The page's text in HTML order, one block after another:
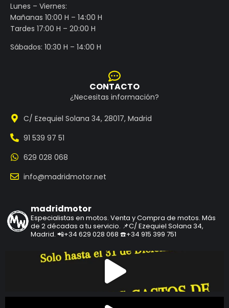
Lunes – Viernes:
Mañanas 10:00 H – 14:00 H
Tardes 17:00 H – 20:00 H
Sábados: 10:30 H – 14:00 H
CONTACTO
¿Necesitas información?
C/ Ezequiel Solana 34, 28017, Madrid
91 539 97 51
629 028 068
info@madridmotor.net
madridmotor
Especialistas en motos. Venta y Compra de motos. Más
de 2 décadas a tu servicio. 📌C/ Ezequiel Solana 34,
Madrid. 📲+34 629 028 068 ☎️+34 915 399 751